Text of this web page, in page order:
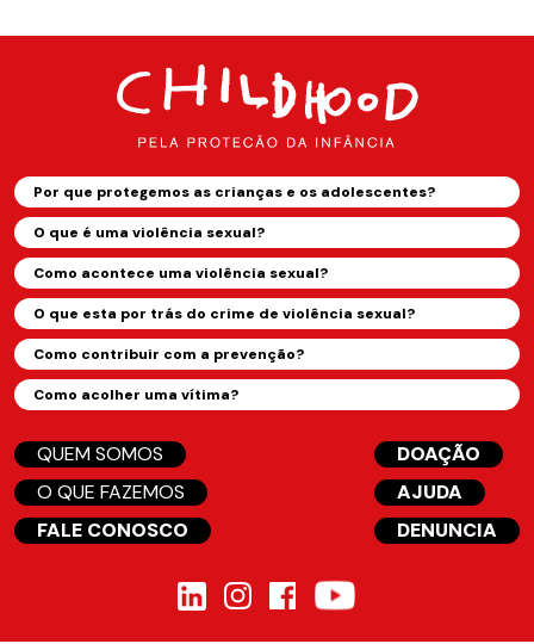
Por que protegemos as crianças e os adolescentes?
O que é uma violência sexual?
Como acontece uma violência sexual?
O que esta por trás do crime de violência sexual?
Como contribuir com a prevenção?
Como acolher uma vítima?
QUEM SOMOS
O QUE FAZEMOS
FALE CONOSCO
DOAÇÃO
AJUDA
DENUNCIA